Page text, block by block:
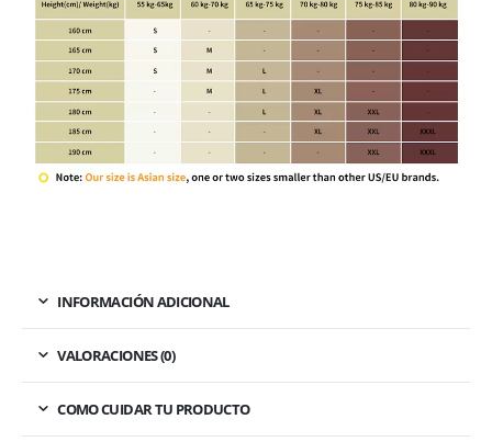
INFORMACIÓN ADICIONAL
VALORACIONES (0)
COMO CUIDAR TU PRODUCTO